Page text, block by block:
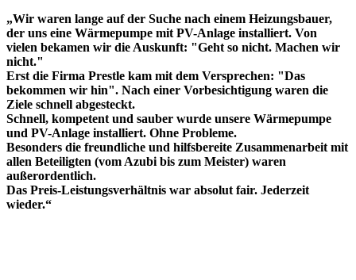
„Wir waren lange auf der Suche nach einem Heizungsbauer,
der uns eine Wärmepumpe mit PV-Anlage installiert. Von
vielen bekamen wir die Auskunft: "Geht so nicht. Machen wir
nicht."
Erst die Firma Prestle kam mit dem Versprechen: "Das
bekommen wir hin". Nach einer Vorbesichtigung waren die
Ziele schnell abgesteckt.
Schnell, kompetent und sauber wurde unsere Wärmepumpe
und PV-Anlage installiert. Ohne Probleme.
Besonders die freundliche und hilfsbereite Zusammenarbeit mit
allen Beteiligten (vom Azubi bis zum Meister) waren
außerordentlich.
Das Preis-Leistungsverhältnis war absolut fair. Jederzeit
wieder.“